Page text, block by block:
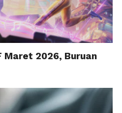
Maret 2026, Buruan